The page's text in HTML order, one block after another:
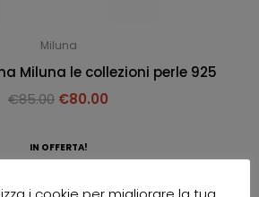
Miluna
Miluna le collezioni perle 925
€85.00 €80.00
IN OFFERTA!